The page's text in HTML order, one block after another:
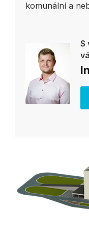
komunální a
S